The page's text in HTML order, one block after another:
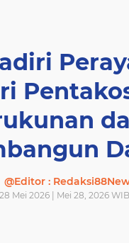
@Editor :
Mei 2026 | Mei 28, 2026 WIB